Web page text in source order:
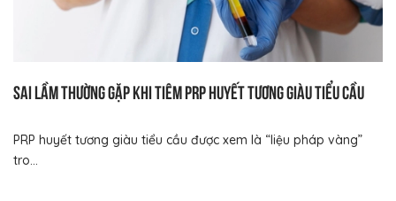
Sai lầm thường gặp khi tiêm PRP huyết tương giàu tiểu cầu
PRP huyết tương giàu tiểu cầu được xem là “liệu pháp vàng”
tro...